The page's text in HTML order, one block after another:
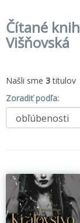
Čítané
Višňovská
Našli sme 3titulov
Zoradiť podľa: